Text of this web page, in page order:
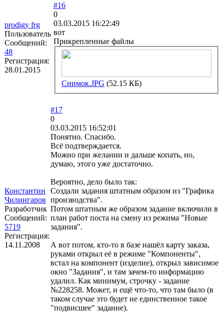
prodigy frg
Пользователь
Сообщений:
48
Регистрация:
28.01.2015
#16
0
03.03.2015 16:22:49
вот
Прикрепленные файлы
Снимок.JPG (52.15 КБ)
Константин
Чилингаров
Разработчик
Сообщений:
5719
Регистрация:
14.11.2008
#17
0
03.03.2015 16:52:01
Понятно. Спасибо.
Всё подтверждается.
Можно при желании и дальше копать, но,
думаю, этого уже достаточно.
Вероятно, дело было так:
Создали задания штатным образом из "Графика
производства".
Потом штатным же образом задание включили в
план работ поста на смену из режима "Новые
задания".
А вот потом, кто-то в базе нашёл карту заказа,
руками открыл её в режиме "Компоненты",
встал на компонент (изделие), открыл зависимое
окно "Задания", и там зачем-то информацию
удалил. Как минимум, строчку - задание
№228258. Может, и ещё что-то, что там было (в
таком случае это будет не единственное такое
"подвисшее" задание).